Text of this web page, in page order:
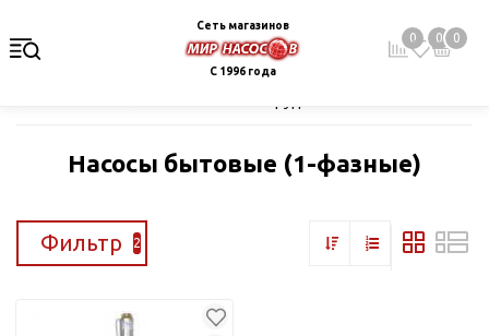
Сеть магазинов
С 1996 года
0 0 0
Насосы бытовые (1-фазные)
Фильтр 2